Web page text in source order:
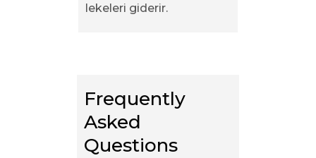
lekeleri giderir.
Frequently
Asked
Questions